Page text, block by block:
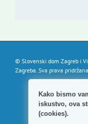
© Slovenski dom Zagreb i
Zagreba. Sva prava
Kako bismo
iskustvo, ova
(cookies).